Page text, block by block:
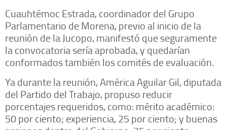
Cuauhtémoc Estrada, coordinador del Grupo
Parlamentario de Morena, previo al inicio de la
reunión de la Jucopo, manifestó que seguramente
la convocatoria sería aprobada, y quedarían
conformados también los comités de evaluación.
Ya durante la reunión, América Aguilar Gil, diputada
del Partido del Trabajo, propuso reducir
porcentajes requeridos, como: mérito académico:
50 por ciento; experiencia, 25 por ciento; y buenas